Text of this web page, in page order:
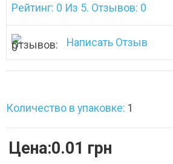
Рейтинг: 0 Из 5. Отзывов: 0
Написать Отзыв
Количество в упаковке: 1
Цена:0.01 грн